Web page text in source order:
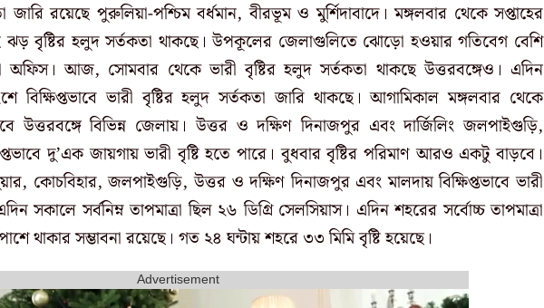
জারি রয়েছে পুরুলিয়া-পশ্চিম বর্ধমান, বীরভূম ও মুর্শিদাবাদে। মঙ্গলবার থেকে সপ্তাহের
ঝড় বৃষ্টির হলুদ সর্তকতা থাকছে। উপকূলের জেলাগুলিতে ঝোড়ো হওয়ার গতিবেগ বেশি
অফিস। আজ, সোমবার থেকে ভারী বৃষ্টির হলুদ সর্তকতা থাকছে উত্তরবঙ্গেও। এদিন
ভারী বৃষ্টির হলুদ সর্তকতা জারি থাকছে। আগামিকাল মঙ্গলবার থেকে
উত্তরবঙ্গে বিভিন্ন জেলায়। উত্তর ও দক্ষিণ দিনাজপুর এবং দার্জিলিং জলপাইগুড়ি,
দু’এক জায়গায় ভারী বৃষ্টি হতে পারে। বুধবার বৃষ্টির পরিমাণ আরও একটু বাড়বে।
কোচবিহার, জলপাইগুড়ি, উত্তর ও দক্ষিণ দিনাজপুর এবং মালদায় বিক্ষিপ্তভাবে ভারী
সকালে সর্বনিম্ন তাপমাত্রা ছিল ২৬ ডিগ্রি সেলসিয়াস। এদিন শহরের সর্বোচ্চ তাপমাত্রা
থাকার সম্ভাবনা রয়েছে। গত ২৪ ঘন্টায় শহরে ৩৩ মিমি বৃষ্টি হয়েছে।
Advertisement